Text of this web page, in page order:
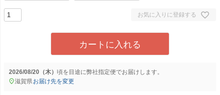
お気に入りに登録する
カートに入れる
2026/08/20（木） に弊社指定便でお届けします。
滋賀県お届け先を変更